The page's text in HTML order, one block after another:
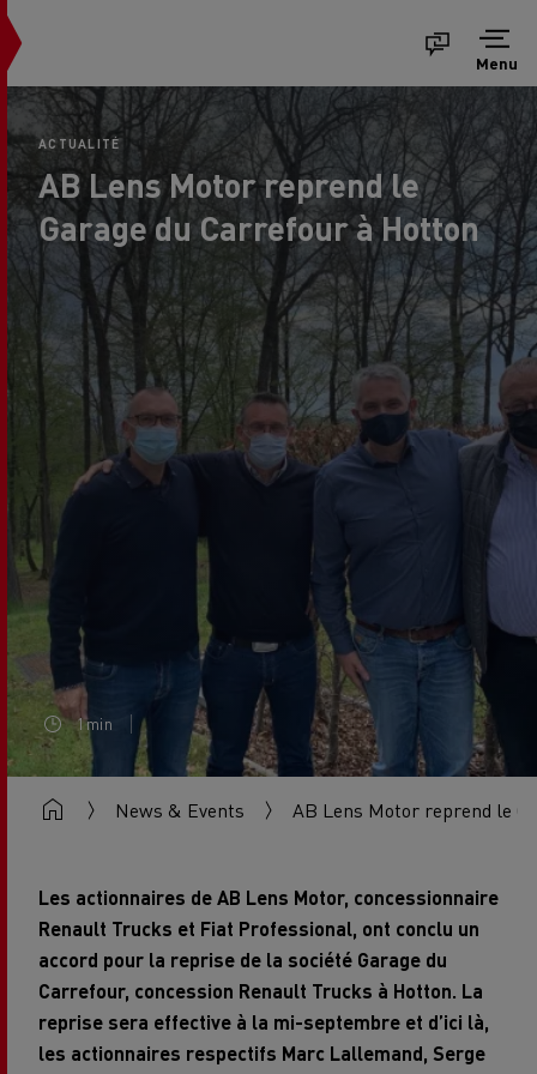
Menu
ACTUALITÉ
AB Lens Motor reprend le
Garage du Carrefour à Hotton
1min
News & Events AB Lens Motor reprend le
Les actionnaires de AB Lens Motor, concessionnaire
Renault Trucks et Fiat Professional, ont conclu un
accord pour la reprise de la société Garage du
Carrefour, concession Renault Trucks à Hotton. La
reprise sera effective à la mi-septembre et d’ici là,
les actionnaires respectifs Marc Lallemand, Serge